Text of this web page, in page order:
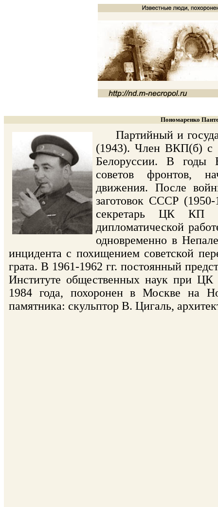
Пономаренко
Партийный и
(1943). Член ВКП(б) с
Белоруссии. В годы
советов фронтов,
движения. После
заготовок СССР
секретарь ЦК КП
дипломатической
одновременно в
инцидента с похищением советской
грата. В 1961-1962 гг. постоянный
Институте общественных наук при
1984 года, похоронен в Москве на
памятника: скульптор В. Цигаль,